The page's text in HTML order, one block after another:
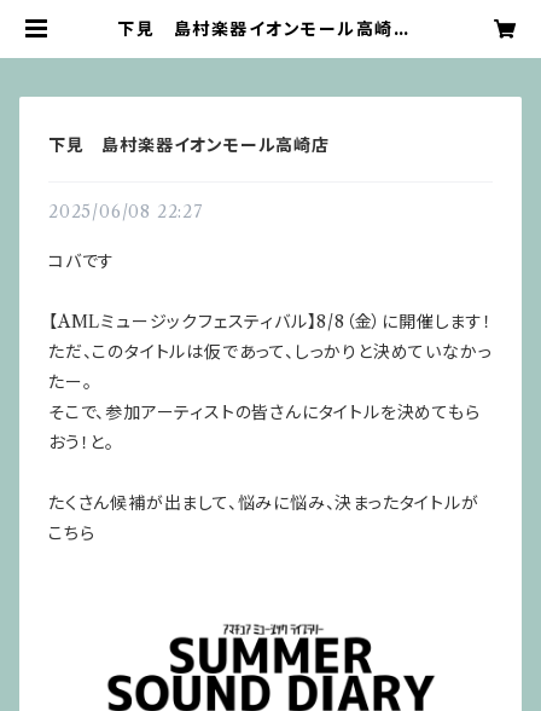
下見 島村楽器イオンモール高崎店 |
下見 島村楽器イオンモール高崎店
2025/06/08 22:27
コバです
【AMLミュージックフェスティバル】8/8（金）に開催します！
ただ、このタイトルは仮であって、しっかりと決めていなかっ
たー。
そこで、参加アーティストの皆さんにタイトルを決めてもら
おう！と。
たくさん候補が出まして、悩みに悩み、決まったタイトルが
こちら